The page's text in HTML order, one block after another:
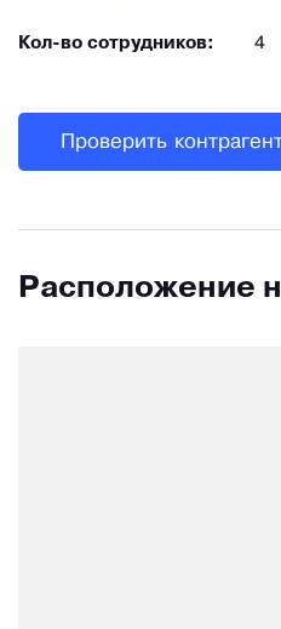
Кол-во сотрудников: 4
Проверить
Расположение